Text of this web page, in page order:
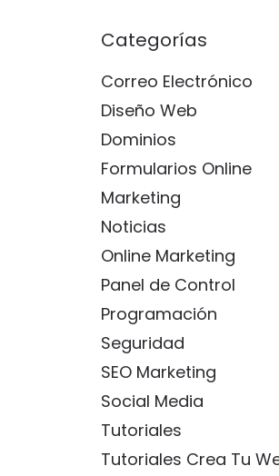
Categorías
Correo Electrónico
Diseño Web
Dominios
Formularios Online
Marketing
Noticias
Online Marketing
Panel de Control
Programación
Seguridad
SEO Marketing
Social Media
Tutoriales
Tutoriales Crea Tu